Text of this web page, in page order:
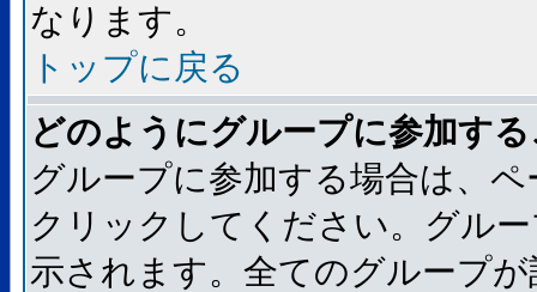
なります。
トップに戻る
どのようにグループに参加す
グループに参加する場合は、
クリックしてください。グル
示されます。全てのグループ